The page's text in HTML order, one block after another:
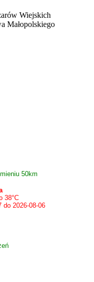
Wiejskich
Małopolskiego
50km
38°C
do 2026-08-06